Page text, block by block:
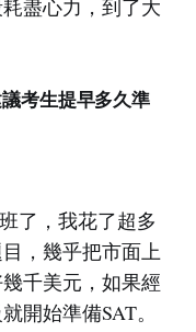
盡心力，到了大
考生提早多久準
了，我花了超多
，幾乎把市面上
千美元，如果經
開始準備SAT。